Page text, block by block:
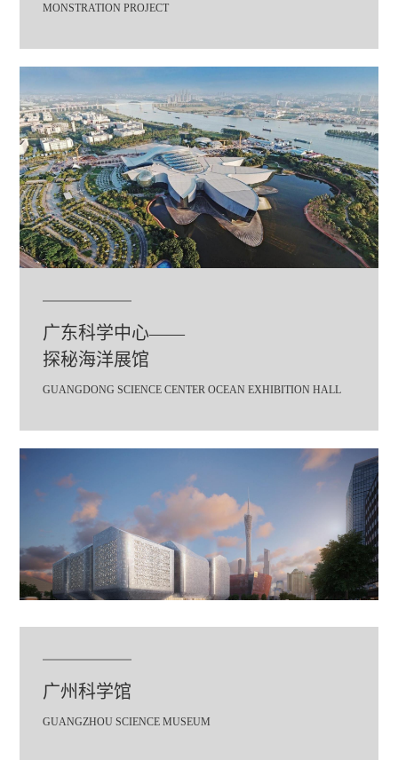
MONSTRATION PROJECT
广东科学中心——
探秘海洋展馆
GUANGDONG SCIENCE CENTER OCEAN EXHIBITION HALL
广州科学馆
GUANGZHOU SCIENCE MUSEUM